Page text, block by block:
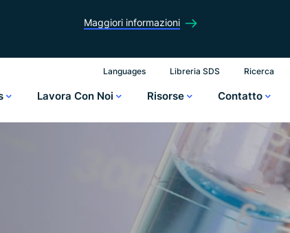
Maggiori informazioni
Languages Libreria SDS Ricerca
Lavora Con Noi Risorse Contatto